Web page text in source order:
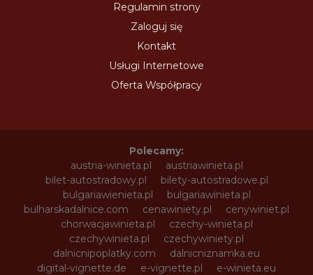
Regulamin strony
Zaloguj się
Kontakt
Usługi Internetowe
Oferta Współpracy
Polecamy:
austria-winieta.pl
austriawinieta.pl
bilet-autostradowy.pl
bilety-autostradowe.pl
bulgariawienieta.pl
bulgariawinieta.pl
bulharskadalnice.com
cenawiniety.pl
cenywiniet.pl
chorwacjawinieta.pl
czechy-winieta.pl
czechywinieta.pl
czechywiniety.pl
dalnicnipoplatky.com
dalnicniznamka.eu
digital-vignette.de
e-vignette.pl
e-winieta.eu